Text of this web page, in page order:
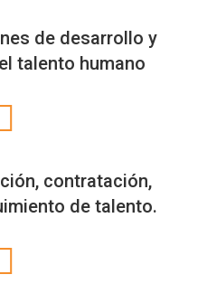
de desarrollo y
talento humano
contratación,
de talento.